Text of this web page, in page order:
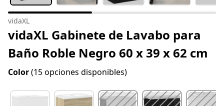
vidaXL
vidaXL Gabinete de Lavabo para
Baño Roble Negro 60 x 39 x 62 cm
Color(15 opciones disponibles)